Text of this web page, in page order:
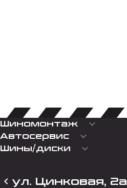
Шиномонтаж keyboard_arrow_down
Автосервис keyboard_arrow_down
Шины/диски keyboard_arrow_down
ул. Цинковая, 2а